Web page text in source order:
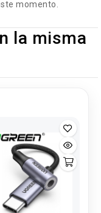
momento.
la misma